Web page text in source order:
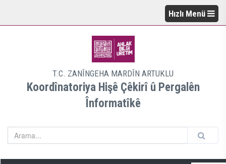
Hızlı Menü
T.C. ZANÎNGEHA MARDÎN ARTUKLU
Koordînatoriya Hişê Çêkirî û Pergalên
Înformatîkê